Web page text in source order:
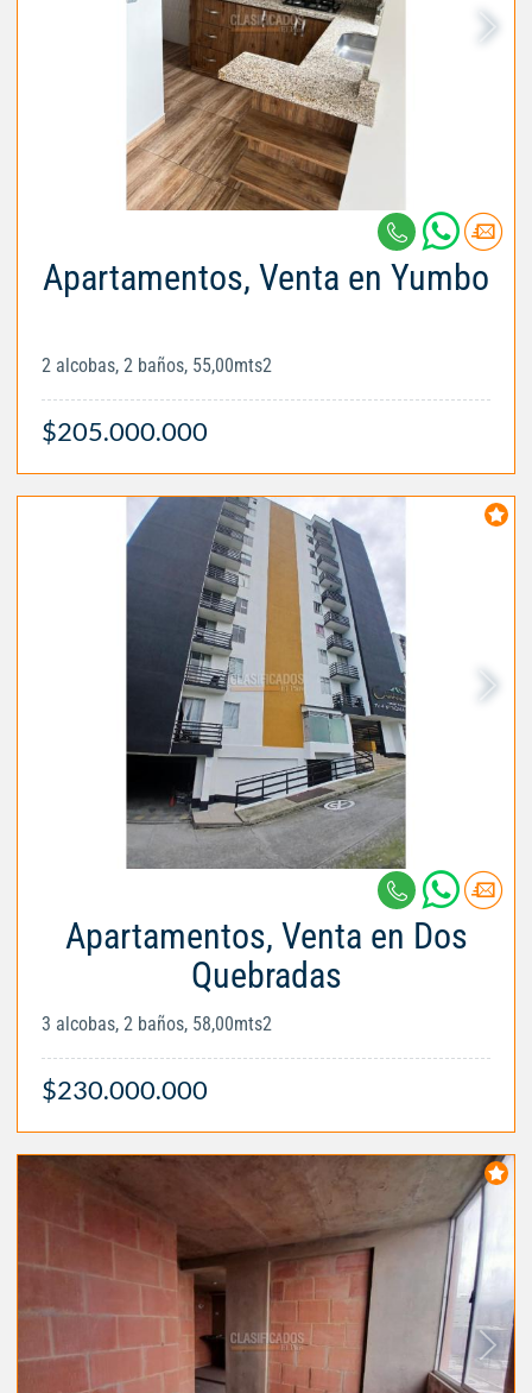
Apartamentos, Venta en Yumbo
2 alcobas, 2 baños, 55,00mts2
$205.000.000
Apartamentos, Venta en Dos
Quebradas
3 alcobas, 2 baños, 58,00mts2
$230.000.000